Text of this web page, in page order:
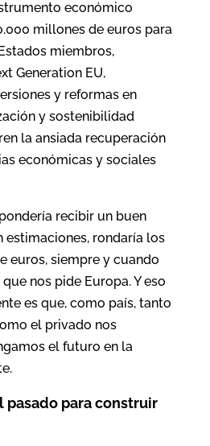
económico
millones de euros para
miembros,
Generation EU,
y reformas en
y sostenibilidad
la ansiada recuperación
económicas y sociales
recibir un buen
estimaciones, rondaría los
euros, siempre y cuando
nos pide Europa. Y eso
es que, como país, tanto
el privado nos
el futuro en la
para construir